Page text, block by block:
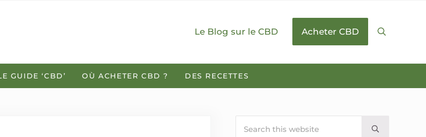
Le Blog sur le CBD Acheter CBD Search
GUIDE ‘CBD’ OÙ ACHETER CBD ? DES RECETTES
Sidebar
Submit